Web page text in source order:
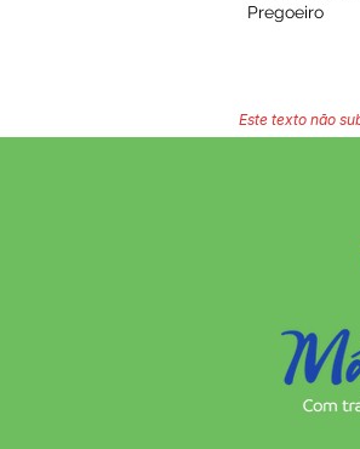
Pregoeiro
Este texto não